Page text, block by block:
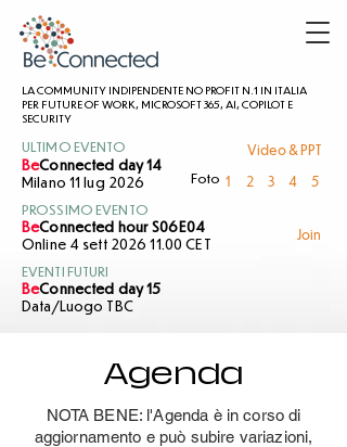
LA COMMUNITY INDIPENDENTE NO PROFIT N.1 IN ITALIA
PER FUTURE OF WORK, MICROSOFT 365, AI, COPILOT E
SECURITY
ULTIMO EVENTO
BeConnected day 14
Milano 11 lug 2026
Video & PPT
Foto 1 2 3 4 5
PROSSIMO EVENTO
BeConnected hour S06E04
Online 4 sett 2026 11.00 CET
Join
EVENTI FUTURI
BeConnected day 15
Data/Luogo TBC
Agenda
NOTA BENE: l'Agenda è in corso di
aggiornamento e può subire variazioni,